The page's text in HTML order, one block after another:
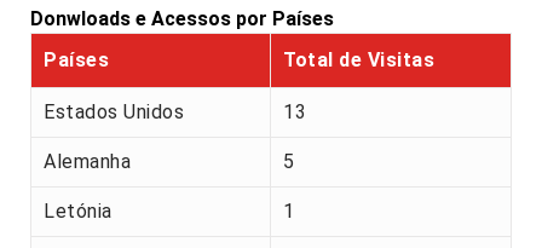
Donwloads e Acessos por Países
Países
Total de Visitas
Estados Unidos 13
Alemanha 5
Letónia 1